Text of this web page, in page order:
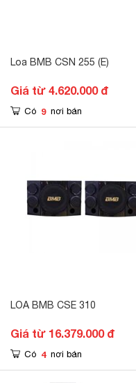
Loa BMB CSN 255 (E)
Giá từ 4.620.000 đ
Có 9 nơi bán
LOA BMB CSE 310
Giá từ 16.379.000 đ
Có 4 nơi bán